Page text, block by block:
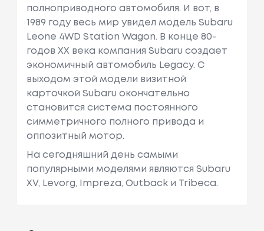
полноприводного автомобиля. И вот, в
1989 году весь мир увидел модель Subaru
Leone 4WD Station Wagon. В конце 80-
годов XX века компания Subaru создает
экономичный автомобиль Legacy. С
выходом этой модели визитной
карточкой Subaru окончательно
становится система постоянного
симметричного полного привода и
оппозитный мотор.
На сегодняшний день самыми
популярными моделями являются Subaru
XV, Levorg, Impreza, Outback и Tribeca.